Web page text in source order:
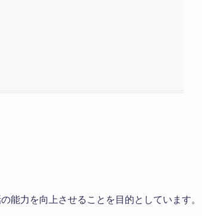
能力を向上させることを目的としています。